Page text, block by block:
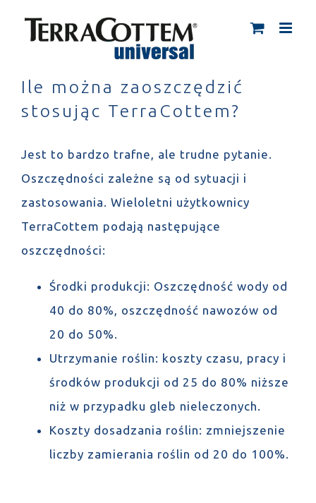
Ile można zaoszczędzić
stosując TerraCottem?
Jest to bardzo trafne, ale trudne pytanie.
Oszczędności zależne są od sytuacji i
zastosowania. Wieloletni użytkownicy
TerraCottem podają następujące
oszczędności:
Środki produkcji: Oszczędność wody od
40 do 80%, oszczędność nawozów od
20 do 50%.
Utrzymanie roślin: koszty czasu, pracy i
środków produkcji od 25 do 80% niższe
niż w przypadku gleb nieleczonych.
Koszty dosadzania roślin: zmniejszenie
liczby zamierania roślin od 20 do 100%.